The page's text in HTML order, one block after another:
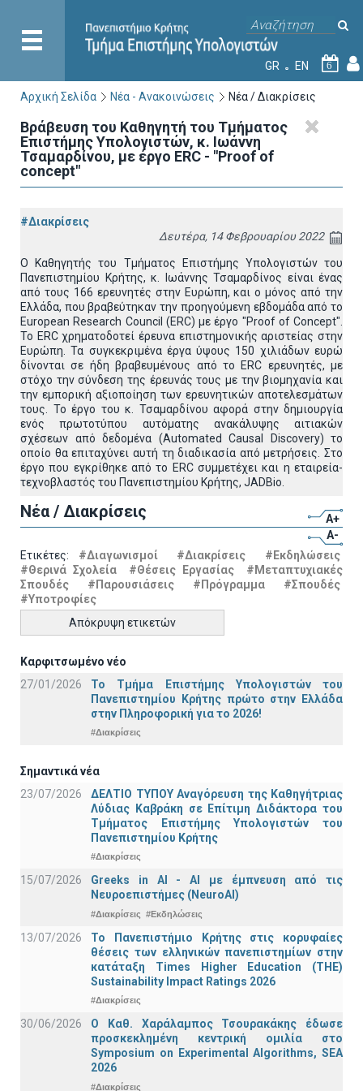
GR EN 6
Αρχική Σελίδα Νέα - Ανακοινώσεις Νέα / Διακρίσεις
Βράβευση του Καθηγητή του Τμήματος
Επιστήμης Υπολογιστών, κ. Ιωάννη
Τσαμαρδίνου, με έργο ERC - "Proof of
concept"
#Διακρίσεις
Δευτέρα, 14 Φεβρουαρίου 2022
Ο Καθηγητής του Τμήματος Επιστήμης Υπολογιστών του
Πανεπιστημίου Κρήτης, κ. Ιωάννης Τσαμαρδίνος είναι ένας
από τους 166 ερευνητές στην Ευρώπη, και ο μόνος από την
Ελλάδα, που βραβεύτηκαν την προηγούμενη εβδομάδα από το
European Research Council (ERC) με έργο "Proof of Concept".
Το ERC χρηματοδοτεί έρευνα επιστημονικής αριστείας στην
Ευρώπη. Τα συγκεκριμένα έργα ύψους 150 χιλιάδων ευρώ
δίνονται σε ήδη βραβευμένους από το ERC ερευνητές, με
στόχο την σύνδεση της έρευνάς τους με την βιομηχανία και
την εμπορική αξιοποίηση των ερευνητικών αποτελεσμάτων
τους. Το έργο του κ. Τσαμαρδίνου αφορά στην δημιουργία
ενός πρωτοτύπου αυτόματης ανακάλυψης αιτιακών
σχέσεων από δεδομένα (Automated Causal Discovery) το
οποίο θα επιταχύνει αυτή τη διαδικασία από μετρήσεις. Στο
έργο που εγκρίθηκε από το ERC συμμετέχει και η εταιρεία-
τεχνοβλαστός του Πανεπιστημίου Κρήτης, JADBio.
Νέα / Διακρίσεις
A+
A-
Ετικέτες: #Διαγωνισμοί #Διακρίσεις
#Εκδηλώσεις
#Θερινά Σχολεία
#Θέσεις Εργασίας
#Μεταπτυχιακές
Σπουδές
#Παρουσιάσεις #Πρόγραμμα
#Σπουδές
#Υποτροφίες
Απόκρυψη ετικετών
Καρφιτσωμένο νέο
27/01/2026
Το Τμήμα Επιστήμης Υπολογιστών του
Πανεπιστημίου Κρήτης πρώτο στην Ελλάδα
στην Πληροφορική για το 2026!
#Διακρίσεις
Σημαντικά νέα
23/07/2026
ΔΕΛΤΙΟ ΤΥΠΟΥ Αναγόρευση της Καθηγήτριας
Λύδιας Καβράκη σε Επίτιμη Διδάκτορα του
Τμήματος Επιστήμης Υπολογιστών του
Πανεπιστημίου Κρήτης
#Διακρίσεις
15/07/2026
Greeks in AI - ΑΙ με έμπνευση από τις
Νευροεπιστήμες (NeuroAI)
#Διακρίσεις #Εκδηλώσεις
13/07/2026
Το Πανεπιστήμιο Κρήτης στις κορυφαίες
θέσεις των ελληνικών πανεπιστημίων στην
κατάταξη Times Higher Education (ΤΗΕ)
Sustainability Impact Ratings 2026
#Διακρίσεις
30/06/2026
Ο Καθ. Χαράλαμπος Τσουρακάκης έδωσε
προσκεκλημένη κεντρική ομιλία στο
Symposium on Experimental Algorithms, SEA
2026
#Διακρίσεις